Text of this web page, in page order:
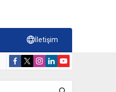
İletişim